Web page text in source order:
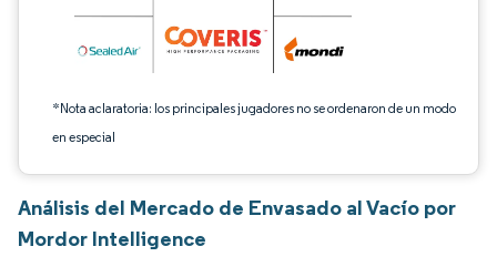
*Nota aclaratoria: los principales jugadores no se ordenaron de un modo
en especial
Análisis del Mercado de Envasado al Vacío por
Mordor Intelligence